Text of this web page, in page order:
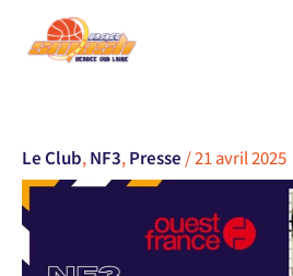
Le Club, NF3, Presse /21 avril 2025